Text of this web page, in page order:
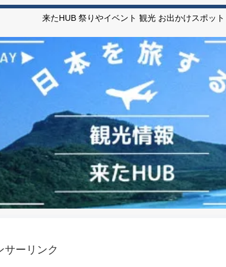
来たHUB 祭りやイベント 観光 お出かけスポット
サーリンク